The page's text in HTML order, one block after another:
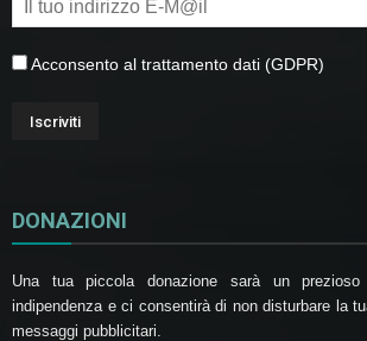
Acconsento al trattamento dati (GDPR)
DONAZIONI
Una tua piccola donazione sarà un
indipendenza e ci consentirà di non disturbare la
messaggi pubblicitari.